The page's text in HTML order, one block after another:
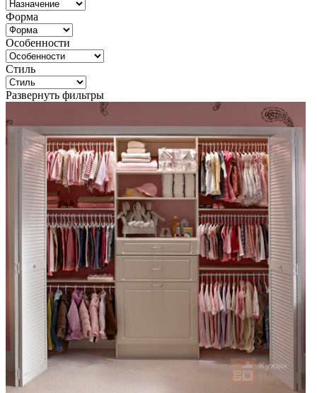
Форма
Особенности
Стиль
Развернуть фильтры